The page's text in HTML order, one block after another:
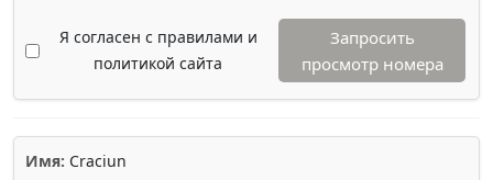
Я согласен с правилами и
политикой сайта
Запросить
просмотр номера
Имя: Craciun